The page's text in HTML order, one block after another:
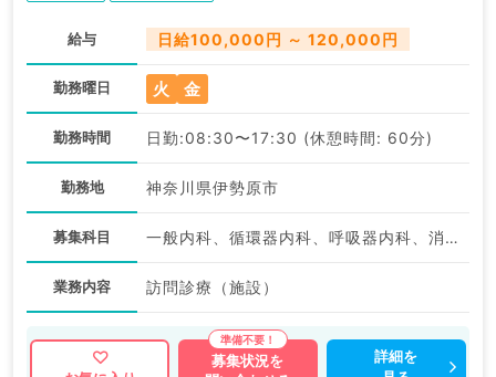
給与 日給100,000円 ～ 120,000円
勤務曜日 火 金
勤務時間 日勤:08:30〜17:30 (休憩時間: 60分)
勤務地 神奈川県伊勢原市
募集科目 一般内科、循環器内科、呼吸器内科、消化器内科、内分泌・代謝内科、腎臓内科、老年内科
業務内容 訪問診療（施設）
募集状況を
詳細を